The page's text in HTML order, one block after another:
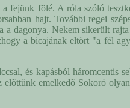
fölé. A róla szóló
hajt. További regei
dagonya. Nekem sikerült
a bicajának eltört "a fél
és kapásból háromcentis
emelkedõ Sokoró